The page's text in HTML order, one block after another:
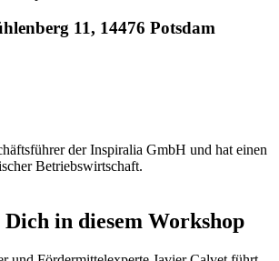
11, 14476 Potsdam
der Inspiralia GmbH und hat einen
Betriebswirtschaft.
in diesem Workshop